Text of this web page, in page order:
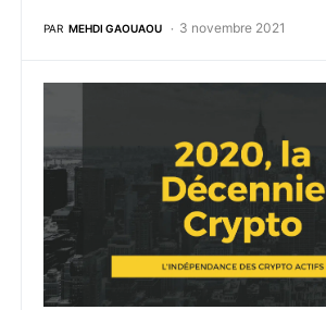
PAR MEHDI GAOUAOU 3 novembre 2021